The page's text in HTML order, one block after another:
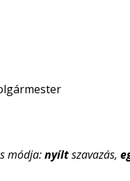
módja:nyíltszavazás,